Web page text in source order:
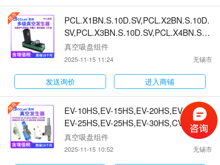
F02-75-N-A,WEF02-100-N-A真空发生器
PCL.X1BN.S.10D.SV,PCL.X2BN.S.10D.
SV,PCL.X3BN.S.10D.SV,PCL.X4BN.S.1
0D.SV,PCL.X5BN.S.10B.SV,PCL.X6BN.
S.10B.SV,PCL.X1BV.S.10D.SV,PCL.X2B
4BV.S.10D.SV,PCL.X5BV.S.10B.SV,PCL.
X6BV.S.10B.SVPCL.X1AN.S.10D.SV真
空发生器
真空吸盘组件
2025-11-15 11:24 无锡市
发送询价 进入商铺
EV-10HS,EV-15HS,EV-20HS,EV-20HS,
EV-25HS,EV-25HS,EV-30HS,CV-05HS,
CV-10HS,CV-15HS,CV-20HS,CV-25HS,
CV-30HS,CV-10HS-MD,CV-15HS-MD,C
真空吸盘组件
2025-11-15 10:52 无锡市